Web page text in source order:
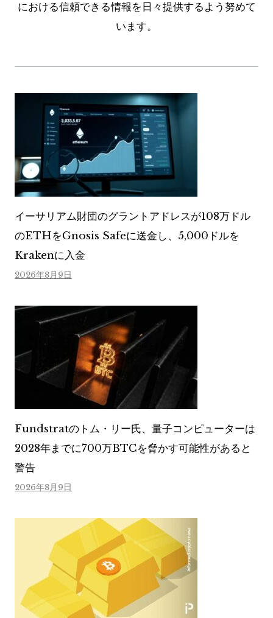
における信頼できる情報を日々提供するよう努めて
います。
イーサリアム財団のグラントアドレスが108万ドル
のETHをGnosis Safeに送金し、5,000ドルを
Krakenに入金
2026年8月9日
Fundstratのトム・リー氏、量子コンピューターは
2028年までに700万BTCを脅かす可能性があると
警告
2026年8月9日